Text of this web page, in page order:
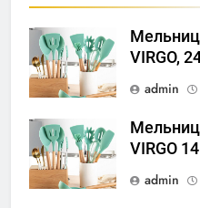
VIRGO,
admin
VIRGO
admin